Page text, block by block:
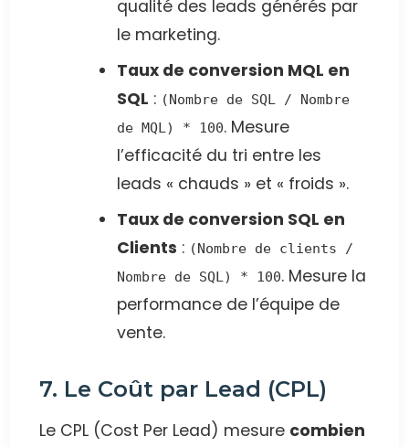
qualité des leads générés par
le marketing.
Taux de conversion MQL en
SQL : (Nombre de SQL / Nombre
de MQL) * 100. Mesure
l’efficacité du tri entre les
leads « chauds » et « froids ».
Taux de conversion SQL en
Clients : (Nombre de clients /
Nombre de SQL) * 100. Mesure la
performance de l’équipe de
vente.
7. Le Coût par Lead (CPL)
Le CPL (Cost Per Lead) mesure combien